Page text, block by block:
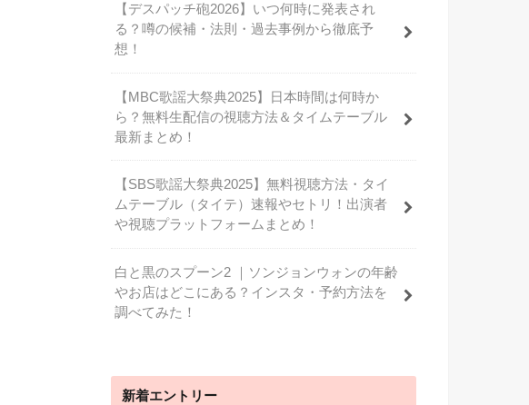
【デスパッチ砲2026】いつ何時に発表され
る？噂の候補・法則・過去事例から徹底予
想！
【MBC歌謡大祭典2025】日本時間は何時か
ら？無料生配信の視聴方法＆タイムテーブル
最新まとめ！
【SBS歌謡大祭典2025】無料視聴方法・タイ
ムテーブル（タイテ）速報やセトリ！出演者
や視聴プラットフォームまとめ！
白と黒のスプーン2 ｜ソンジョンウォンの年齢
やお店はどこにある？インスタ・予約方法を
調べてみた！
新着エントリー